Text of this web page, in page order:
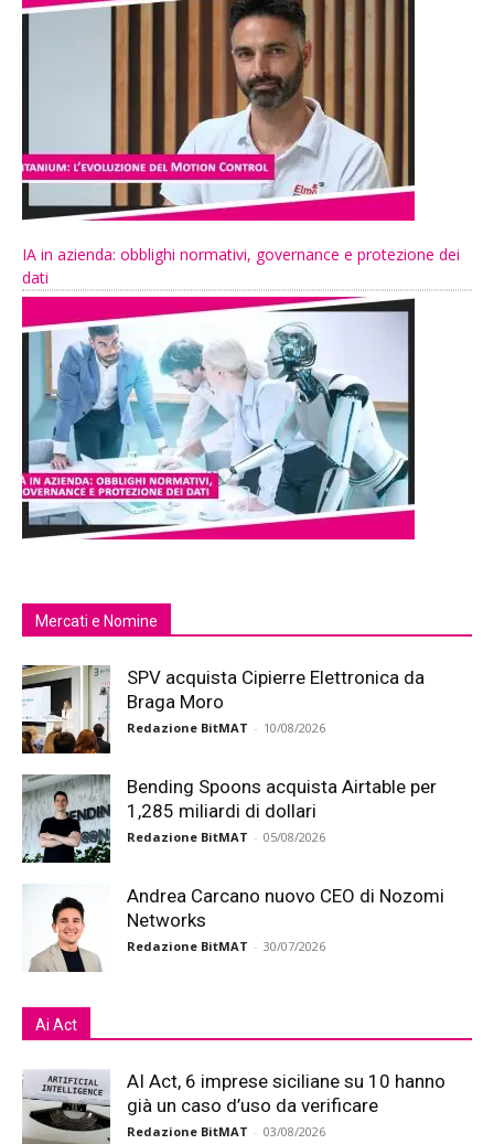
IA in azienda: obblighi normativi, governance e protezione dei
dati
Mercati e Nomine
SPV acquista Cipierre Elettronica da
Braga Moro
Redazione BitMAT - 10/08/2026
Bending Spoons acquista Airtable per
1,285 miliardi di dollari
Redazione BitMAT - 05/08/2026
Andrea Carcano nuovo CEO di Nozomi
Networks
Redazione BitMAT - 30/07/2026
Ai Act
AI Act, 6 imprese siciliane su 10 hanno
già un caso d’uso da verificare
Redazione BitMAT - 03/08/2026